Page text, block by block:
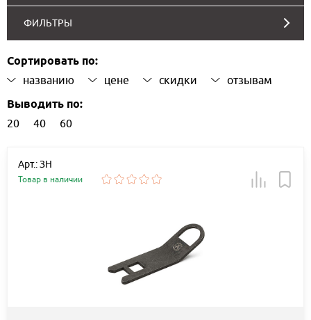
ФИЛЬТРЫ
Сортировать по:
названию цене скидки отзывам
Выводить по:
20 40 60
Арт.: ЗН
Товар в наличии